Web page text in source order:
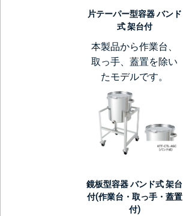
片テーパー型容器 バンド
式 架台付
本製品から作業台、
取っ手、蓋置を除い
たモデルです。
鏡板型容器 バンド式 架台
付(作業台・取っ手・蓋置
付)